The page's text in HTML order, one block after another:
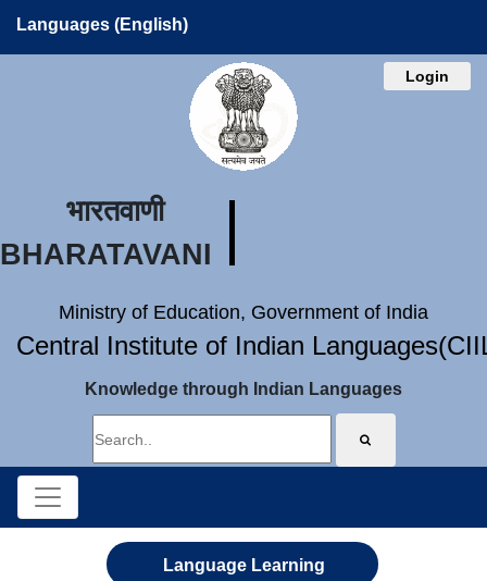
Languages (English)
Login
भारतवाणी
BHARATAVANI
Ministry of Education, Government of India
Central Institute of Indian
Knowledge through Indian Languages
Language Learning